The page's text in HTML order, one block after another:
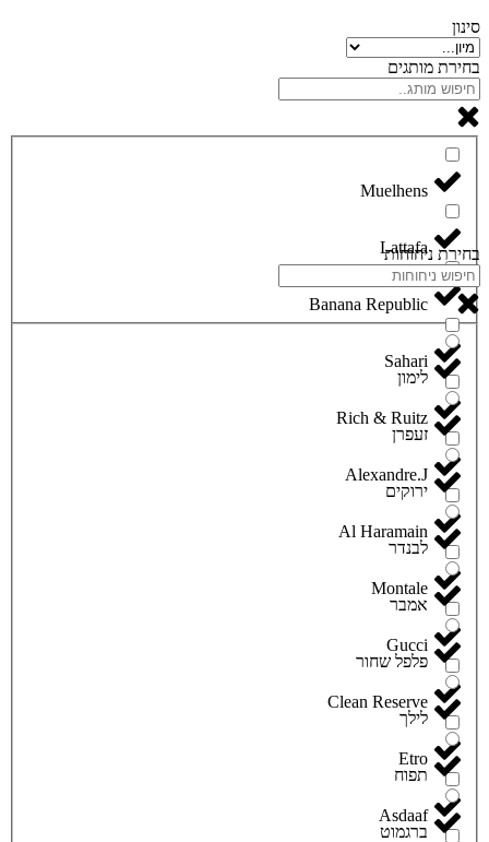
סינון
בחירת מותגים
Lattafa
Banana Republic
Sahari
Rich & Ruitz
Alexandre.J
Al Haramain
Montale
Gucci
Clean Reserve
Etro
Asdaaf
בחירת ניחוחות
לימון
זעפרן
ירוקים
לבנדר
אמבר
פלפל שחור
לילך
תפוח
ברגמוט